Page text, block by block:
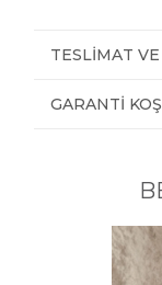
TESLIMAT
GARANTI